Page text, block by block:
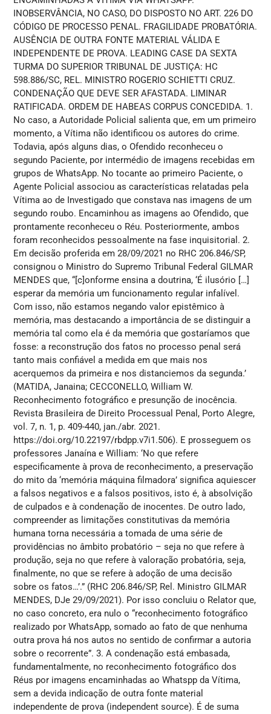
INOBSERVÂNCIA, NO CASO, DO DISPOSTO NO ART. 226 DO
CÓDIGO DE PROCESSO PENAL. FRAGILIDADE PROBATÓRIA.
AUSÊNCIA DE OUTRA FONTE MATERIAL VÁLIDA E
INDEPENDENTE DE PROVA. LEADING CASE DA SEXTA
TURMA DO SUPERIOR TRIBUNAL DE JUSTIÇA: HC
598.886/SC, REL. MINISTRO ROGERIO SCHIETTI CRUZ.
CONDENAÇÃO QUE DEVE SER AFASTADA. LIMINAR
RATIFICADA. ORDEM DE HABEAS CORPUS CONCEDIDA. 1.
No caso, a Autoridade Policial salienta que, em um primeiro
momento, a Vítima não identificou os autores do crime.
Todavia, após alguns dias, o Ofendido reconheceu o
segundo Paciente, por intermédio de imagens recebidas em
grupos de WhatsApp. No tocante ao primeiro Paciente, o
Agente Policial associou as características relatadas pela
Vítima ao de Investigado que constava nas imagens de um
segundo roubo. Encaminhou as imagens ao Ofendido, que
prontamente reconheceu o Réu. Posteriormente, ambos
foram reconhecidos pessoalmente na fase inquisitorial. 2.
Em decisão proferida em 28/09/2021 no RHC 206.846/SP,
consignou o Ministro do Supremo Tribunal Federal GILMAR
MENDES que, “[c]onforme ensina a doutrina, ‘É ilusório […]
esperar da memória um funcionamento regular infalível.
Com isso, não estamos negando valor epistêmico à
memória, mas destacando a importância de se distinguir a
memória tal como ela é da memória que gostaríamos que
fosse: a reconstrução dos fatos no processo penal será
tanto mais confiável a medida em que mais nos
acerquemos da primeira e nos distanciemos da segunda.’
(MATIDA, Janaina; CECCONELLO, William W.
Reconhecimento fotográfico e presunção de inocência.
Revista Brasileira de Direito Processual Penal, Porto Alegre,
vol. 7, n. 1, p. 409-440, jan./abr. 2021.
https://doi.org/10.22197/rbdpp.v7i1.506). E prosseguem os
professores Janaína e William: ‘No que refere
especificamente à prova de reconhecimento, a preservação
do mito da ‘memória máquina filmadora’ significa aquiescer
a falsos negativos e a falsos positivos, isto é, à absolvição
de culpados e à condenação de inocentes. De outro lado,
compreender as limitações constitutivas da memória
humana torna necessária a tomada de uma série de
providências no âmbito probatório – seja no que refere à
produção, seja no que refere à valoração probatória, seja,
finalmente, no que se refere à adoção de uma decisão
sobre os fatos…’.” (RHC 206.846/SP, Rel. Ministro GILMAR
MENDES, DJe 29/09/2021). Por isso concluiu o Relator que,
no caso concreto, era nulo o “reconhecimento fotográfico
realizado por WhatsApp, somado ao fato de que nenhuma
outra prova há nos autos no sentido de confirmar a autoria
sobre o recorrente”. 3. A condenação está embasada,
fundamentalmente, no reconhecimento fotográfico dos
Réus por imagens encaminhadas ao Whatspp da Vítima,
sem a devida indicação de outra fonte material
independente de prova (independent source). É de suma